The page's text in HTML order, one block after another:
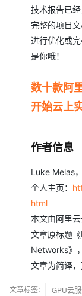
技术报告已
完整的项目
进行优化或
是你哦！
数十款阿
开始云上
作者信息
Luke Melas
个人主页：
html
本文由阿里云
文章原标题
Networks》
文章为简译，
文章标签： GPU云